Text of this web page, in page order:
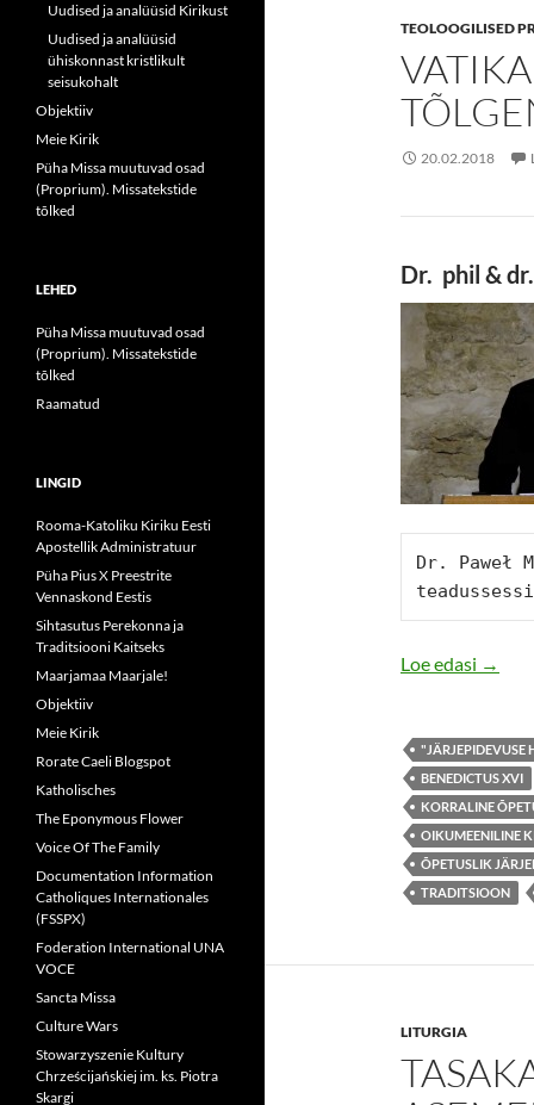
TEOLOOGILISED
20.02.2018
Dr. phil &
Dr. Paweł
Loe edasi →
"JÄRJEPIDEVUSE
BENEDICTUS XVI
KORRALINE
OIKUMEENILINE
ÕPETUSLIK
TRADITSIOON
LITURGIA
Uudised ja analüüsid Kirikust
Uudised ja analüüsid
ühiskonnast kristlikult
seisukohalt
Objektiiv
Meie Kirik
Püha Missa muutuvad osad
(Proprium). Missatekstide
tõlked
LEHED
Püha Missa muutuvad osad
(Proprium). Missatekstide
tõlked
Raamatud
LINGID
Rooma-Katoliku Kiriku Eesti
Apostellik Administratuur
Püha Pius X Preestrite
Vennaskond Eestis
Sihtasutus Perekonna ja
Traditsiooni Kaitseks
Maarjamaa Maarjale!
Objektiiv
Meie Kirik
Rorate Caeli Blogspot
Katholisches
The Eponymous Flower
Voice Of The Family
Documentation Information
Catholiques Internationales
(FSSPX)
Foderation International UNA
VOCE
Sancta Missa
Culture Wars
Stowarzyszenie Kultury
Chrześcijańskiej im. ks. Piotra
Skargi